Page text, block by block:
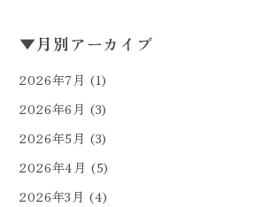
▼月別アーカイブ
2026年7月 (1)
2026年6月 (3)
2026年5月 (3)
2026年4月 (5)
2026年3月 (4)